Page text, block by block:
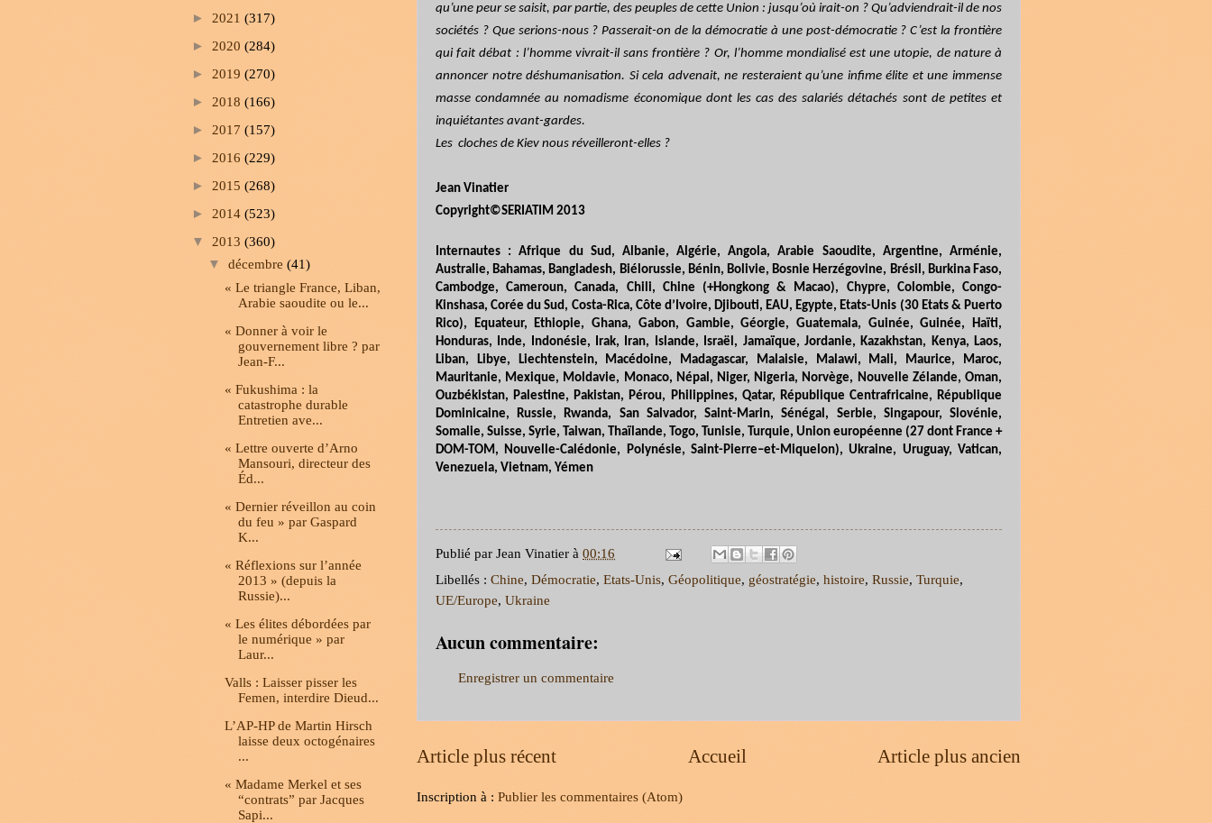
qu’une peur se saisit, par partie, des peuples de cette Union : jusqu’où irait-on ? Qu’adviendrait-il de nos
sociétés ? Que serions-nous ? Passerait-on de la démocratie à une post-démocratie ? C’est la frontière
qui fait débat : l’homme vivrait-il sans frontière ? Or, l’homme mondialisé est une utopie, de nature à
annoncer notre déshumanisation. Si cela advenait, ne resteraient qu’une infime élite et une immense
masse condamnée au nomadisme économique dont les cas des salariés détachés sont de petites et
inquiétantes avant-gardes.
Les cloches de Kiev nous réveilleront-elles ?
Jean Vinatier
Copyright©SERIATIM 2013
Internautes : Afrique du Sud, Albanie, Algérie, Angola, Arabie Saoudite, Argentine, Arménie,
Australie, Bahamas, Bangladesh, Biélorussie, Bénin, Bolivie, Bosnie Herzégovine, Brésil, Burkina Faso,
Cambodge, Cameroun, Canada, Chili, Chine (+Hongkong & Macao), Chypre, Colombie, Congo-
Kinshasa, Corée du Sud, Costa-Rica, Côte d’Ivoire, Djibouti, EAU, Egypte, Etats-Unis (30 Etats & Puerto
Rico), Equateur, Ethiopie, Ghana, Gabon, Gambie, Géorgie, Guatemala, Guinée, Guinée, Haïti,
Honduras, Inde, Indonésie, Irak, Iran, Islande, Israël, Jamaïque, Jordanie, Kazakhstan, Kenya, Laos,
Liban, Libye, Liechtenstein, Macédoine, Madagascar, Malaisie, Malawi, Mali, Maurice, Maroc,
Mauritanie, Mexique, Moldavie, Monaco, Népal, Niger, Nigeria, Norvège, Nouvelle Zélande, Oman,
Ouzbékistan, Palestine, Pakistan, Pérou, Philippines, Qatar, République Centrafricaine, République
Dominicaine, Russie, Rwanda, San Salvador, Saint-Marin, Sénégal, Serbie, Singapour, Slovénie,
Somalie, Suisse, Syrie, Taiwan, Thaïlande, Togo, Tunisie, Turquie, Union européenne (27 dont France +
DOM-TOM, Nouvelle-Calédonie, Polynésie, Saint-Pierre–et-Miquelon), Ukraine, Uruguay, Vatican,
Venezuela, Vietnam, Yémen
Publié par Jean Vinatier à 00:16
Libellés : Chine, Démocratie, Etats-Unis, Géopolitique, géostratégie, histoire, Russie, Turquie,
UE/Europe, Ukraine
Aucun commentaire:
Enregistrer un commentaire
Article plus récent Article plus ancien
Accueil
Inscription à : Publier les commentaires (Atom)
► 2021 (317)
► 2020 (284)
► 2019 (270)
► 2018 (166)
► 2017 (157)
► 2016 (229)
► 2015 (268)
► 2014 (523)
▼ 2013 (360)
▼ décembre (41)
« Le triangle France, Liban,
Arabie saoudite ou le...
« Donner à voir le
gouvernement libre ? par
Jean-F...
« Fukushima : la
catastrophe durable
Entretien ave...
« Lettre ouverte d’Arno
Mansouri, directeur des
Éd...
« Dernier réveillon au coin
du feu » par Gaspard
K...
« Réflexions sur l’année
2013 » (depuis la
Russie)...
« Les élites débordées par
le numérique » par
Laur...
Valls : Laisser pisser les
Femen, interdire Dieud...
L’AP-HP de Martin Hirsch
laisse deux octogénaires
...
« Madame Merkel et ses
“contrats” par Jacques
Sapi...